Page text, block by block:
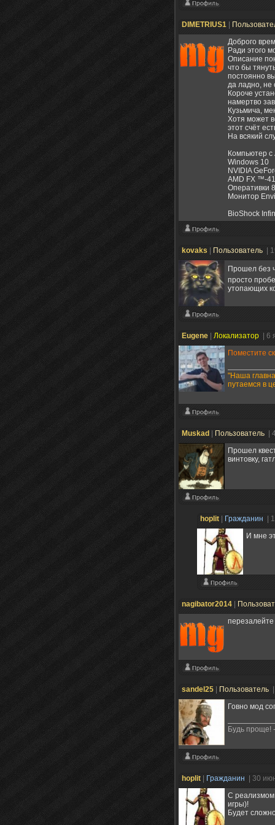
DIMETRIUS1
Доброго
Ради этого
Описание
что бы
постоянно
да ладно, не
Короче
намертво
Кузьмича,
Хотя может
этот счёт
На всякий
Компьютер с
Windows 10
NVIDIA
AMD FX ™-
Оперативки
Монитор
BioShock
kovaks Пользователь |
Прошел без
просто
утопающих
Eugene Локализатор
| 6
Поместите
"Наша
путаемся в
Muskad Пользователь
|
Прошел
винтовку,
hoplit Гражданин
|
И мне
nagibator2014
sandel25 Пользователь
Говно мод
Будь проще!
hoplit Гражданин
| 30
С
игры)!
Будет